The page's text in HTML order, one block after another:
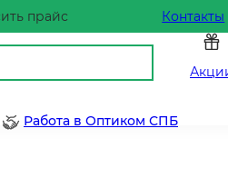
прайс Контакты
Работа в Оптиком СПБ